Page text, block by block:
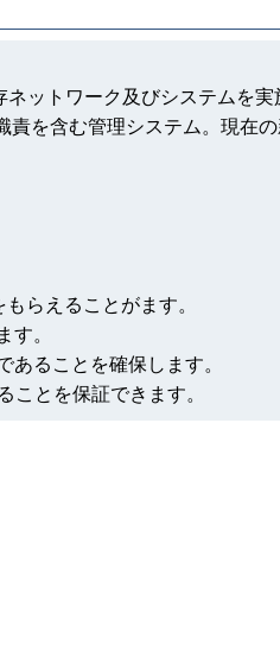
ットワーク及びシステムを
を含む管理システム。現在
らえることがます。
す。
ることを確保します。
ことを保証できます。